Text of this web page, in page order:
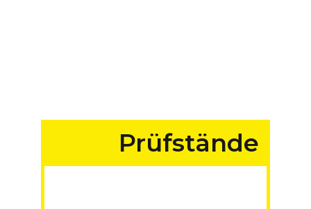
Prüfstände